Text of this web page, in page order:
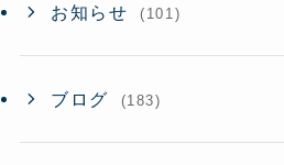
お知らせ (101)
ブログ (183)